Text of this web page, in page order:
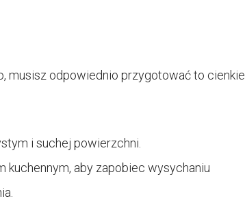
musisz odpowiednio przygotować to cienkie
i suchej powierzchni.
aby zapobiec wysychaniu